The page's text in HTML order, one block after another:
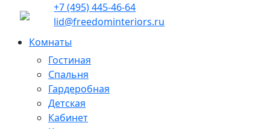
+7 (495) 445-46-64
lid@freedominteriors.ru
Комнаты
Гостиная
Спальня
Гардеробная
Детская
Кабинет